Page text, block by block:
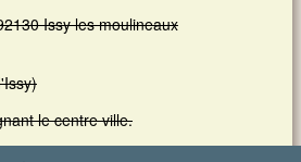
Issy les moulineaux
le centre ville.